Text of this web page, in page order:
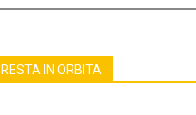
RESTA IN ORBITA